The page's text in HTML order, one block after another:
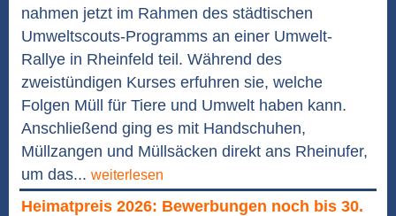
nahmen jetzt im Rahmen des städtischen
Umweltscouts-Programms an einer Umwelt-
Rallye in Rheinfeld teil. Während des
zweistündigen Kurses erfuhren sie, welche
Folgen Müll für Tiere und Umwelt haben kann.
Anschließend ging es mit Handschuhen,
Müllzangen und Müllsäcken direkt ans Rheinufer,
um das... weiterlesen
Heimatpreis 2026: Bewerbungen noch bis 30.